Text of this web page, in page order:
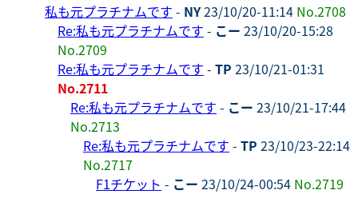
私も元プラチナムです - NY23/10/20-11:14 No.2708
Re:私も元プラチナムです - こー 23/10/20-15:28
No.2709
Re:私も元プラチナムです - TP 23/10/21-01:31
No.2711
Re:私も元プラチナムです - こー 23/10/21-17:44
No.2713
Re:私も元プラチナムです - TP 23/10/23-22:14
No.2717
F1チケット - こー 23/10/24-00:54 No.2719